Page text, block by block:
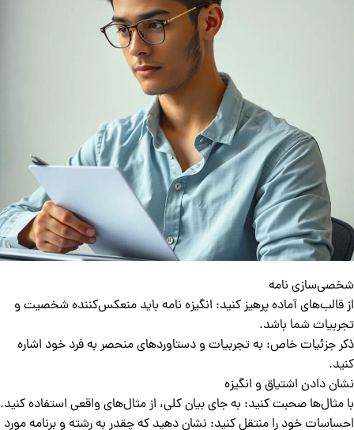
شخصی‌سازی نامه
از قالب‌های آماده پرهیز کنید: انگیزه نامه باید منعکس‌کننده شخصیت و
تجربیات شما باشد.
ذکر جزئیات خاص: به تجربیات و دستاوردهای منحصر به فرد خود اشاره
کنید.
نشان دادن اشتیاق و انگیزه
با مثال‌ها صحبت کنید: به جای بیان کلی، از مثال‌های واقعی استفاده کنید.
احساسات خود را منتقل کنید: نشان دهید که چقدر به رشته و برنامه مورد